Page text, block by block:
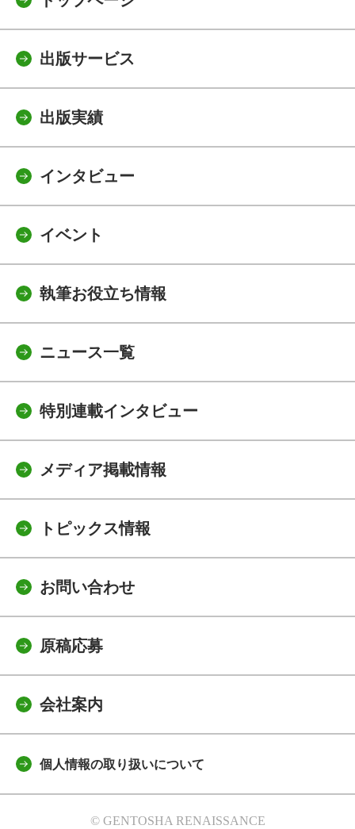
出版サービス
出版実績
インタビュー
イベント
執筆お役立ち情報
ニュース一覧
特別連載インタビュー
メディア掲載情報
トピックス情報
お問い合わせ
原稿応募
会社案内
個人情報の取り扱いについて
© GENTOSHA RENAISSANCE